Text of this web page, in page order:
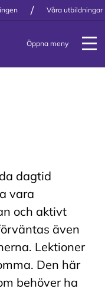
/ Våra utbildningar
Öppna meny
dagtid
vara
och aktivt
även
Lektioner
Den här
behöver ha